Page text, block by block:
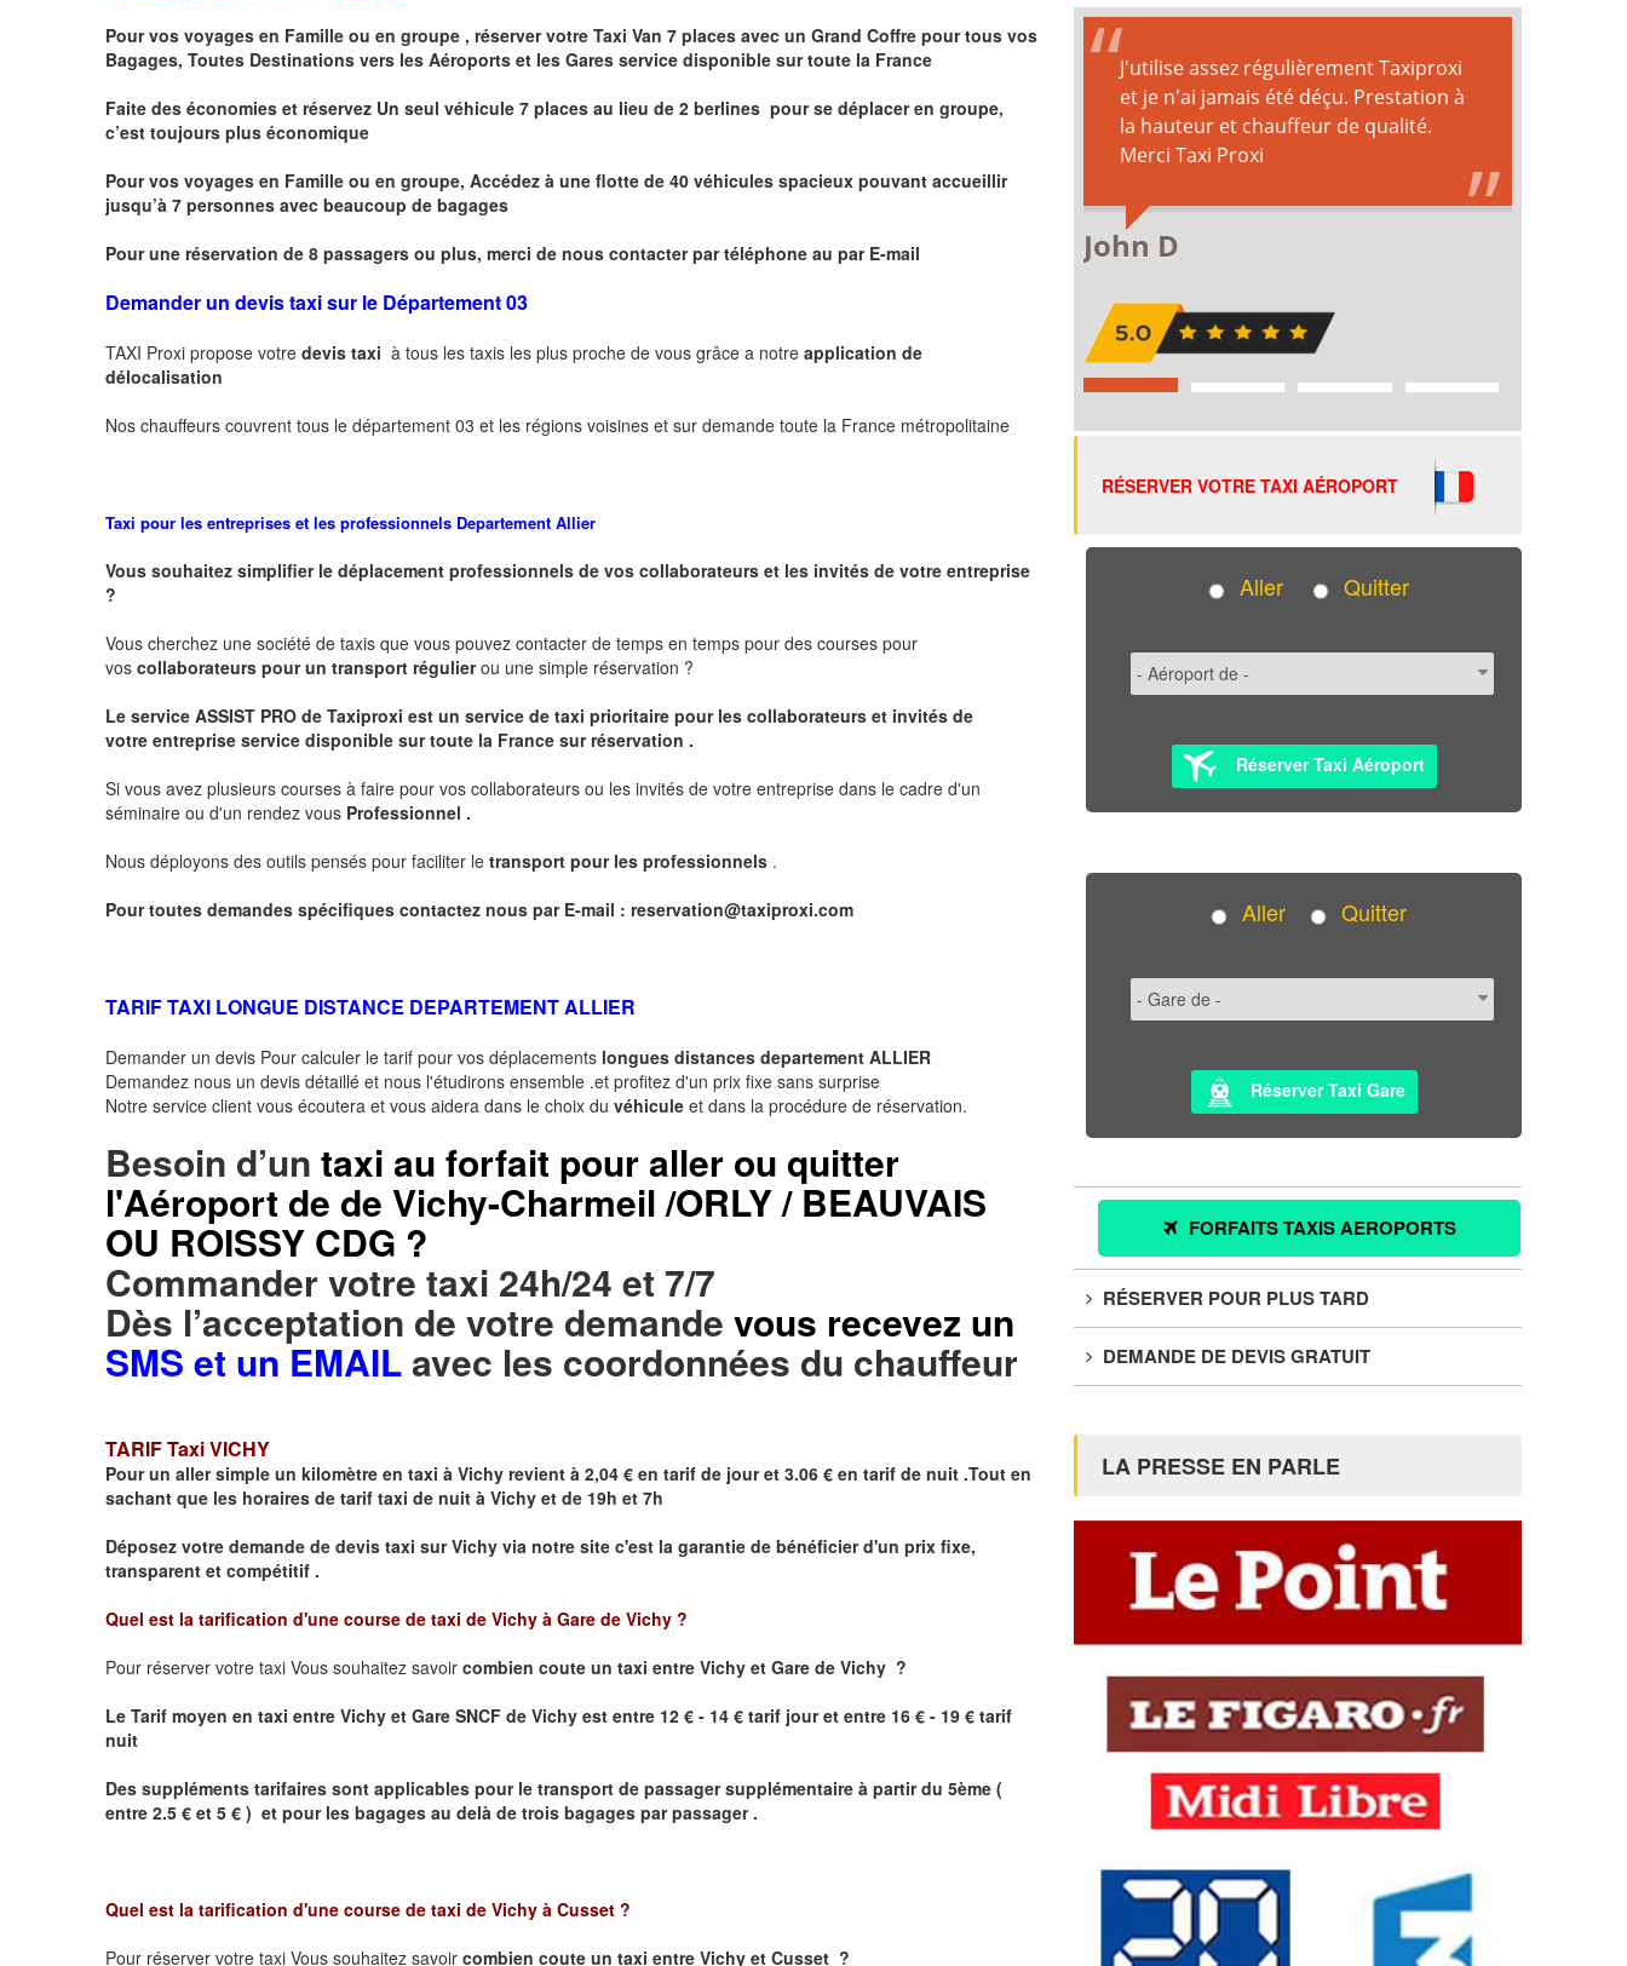
Pour vos voyages en Famille ou en groupe , réserver votre Taxi Van 7 places avec un Grand Coffre pour tous vos
Bagages, Toutes Destinations vers les Aéroports et les Gares service disponible sur toute la France
Faite des économies et réservez Un seul véhicule 7 places au lieu de 2 berlines pour se déplacer en groupe,
c’est toujours plus économique
Pour vos voyages en Famille ou en groupe, Accédez à une flotte de 40 véhicules spacieux pouvant accueillir
jusqu’à 7 personnes avec beaucoup de bagages
Pour une réservation de 8 passagers ou plus, merci de nous contacter par téléphone au par E-mail
Demander un devis taxi sur le Département 03
TAXI Proxi propose votre devis taxi à tous les taxis les plus proche de vous grâce a notre application de
délocalisation
Nos chauffeurs couvrent tous le département 03 et les régions voisines et sur demande toute la France métropolitaine
Taxi pour les entreprises et les professionnels Departement Allier
Vous souhaitez simplifier le déplacement professionnels de vos collaborateurs et les invités de votre entreprise
?
Vous cherchez une société de taxis que vous pouvez contacter de temps en temps pour des courses pour
vos collaborateurs pour un transport régulierou une simple réservation ?
Le service ASSIST PRO de Taxiproxi est un service de taxi prioritaire pour les collaborateurs et invités de
votre entreprise service disponible sur toute la France sur réservation .
Si vous avez plusieurs courses à faire pour vos collaborateurs ou les invités de votre entreprise dans le cadre d'un
séminaire ou d'un rendez vous Professionnel .
Nous déployons des outils pensés pour faciliter le transport pour les professionnels .
Pour toutes demandes spécifiques contactez nous par E-mail : reservation@taxiproxi.com
TARIF TAXI LONGUE DISTANCE DEPARTEMENT ALLIER
Demander un devis Pour calculer le tarif pour vos déplacements longues distances departement ALLIER
Demandez nous un devis détaillé et nous l'étudirons ensemble .et profitez d'un prix fixe sans surprise
Notre service client vous écoutera et vous aidera dans le choix du véhicule et dans la procédure de réservation.
Besoin d’un taxi au forfait pour aller ou quitter
l'Aéroport de de Vichy-Charmeil /ORLY / BEAUVAIS
OU ROISSY CDG ?
Commander votre taxi 24h/24 et 7/7
Dès l’acceptation de votre demande vous recevez un
SMS et un EMAILavec les coordonnées du chauffeur
TARIF Taxi VICHY
Pour un aller simple un kilomètre en taxi à Vichy revient à 2,04 € en tarif de jour et 3.06 € en tarif de nuit .Tout en
sachant que les horaires de tarif taxi de nuit à Vichy et de 19h et 7h
Déposez votre demande de devis taxi surVichy via notre site c'est la garantie de bénéficier d'un prix fixe,
transparent et compétitif .
Quel est la tarification d'une course de taxi de Vichy à Gare de Vichy ?
Pour réserver votre taxi Vous souhaitez savoir combien coute un taxi entre Vichy et Gare de Vichy ?
Le Tarif moyen en taxi entre Vichy et Gare SNCF de Vichy est entre 12 € - 14 € tarif jour et entre 16 € - 19 € tarif
nuit
Des suppléments tarifaires sont applicables pour le transport de passager supplémentaire à partir du 5ème (
entre 2.5 € et 5 € ) et pour les bagages au delà de trois bagages par passager .
Quel est la tarification d'une course de taxi de Vichy à Cusset ?
Pour réserver votre taxi Vous souhaitez savoir combien coute un taxi entre Vichy et Cusset ?
RÉSERVER VOTRE TAXI AÉROPORT
Aller Quitter
Réserver Taxi Aéroport
Aller Quitter
Réserver Taxi Gare
FORFAITS TAXIS AEROPORTS
RÉSERVER POUR PLUS TARD
DEMANDE DE DEVIS GRATUIT
LA PRESSE EN PARLE